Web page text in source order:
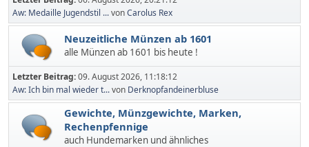
Aw: Medaille Jugendstil ...vonCarolus Rex
Neuzeitliche Münzen ab 1601
alle Münzen ab 1601 bis heute !
Letzter Beitrag:09. August 2026, 11:18:12
Aw: Ich bin mal wieder t...von Derknopfandeinerbluse
Gewichte, Münzgewichte, Marken,
Rechenpfennige
auch Hundemarken und ähnliches